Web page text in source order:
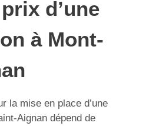
d’une
à Mont-
la mise en place d’une
Aignan dépend de